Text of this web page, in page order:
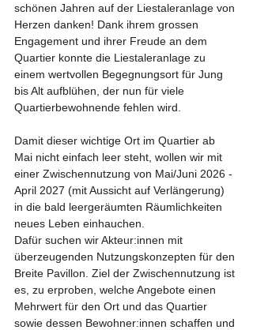
schönen Jahren auf der Liestaleranlage von
Herzen danken! Dank ihrem grossen
Engagement und ihrer Freude an dem
Quartier konnte die Liestaleranlage zu
einem wertvollen Begegnungsort für Jung
bis Alt aufblühen, der nun für viele
Quartierbewohnende fehlen wird.
Damit dieser wichtige Ort im Quartier ab
Mai nicht einfach leer steht, wollen wir mit
einer Zwischennutzung von Mai/Juni 2026 -
April 2027 (mit Aussicht auf Verlängerung)
in die bald leergeräumten Räumlichkeiten
neues Leben einhauchen.
Dafür suchen wir Akteur:innen mit
überzeugenden Nutzungskonzepten für den
Breite Pavillon. Ziel der Zwischennutzung ist
es, zu erproben, welche Angebote einen
Mehrwert für den Ort und das Quartier
sowie dessen Bewohner:innen schaffen und